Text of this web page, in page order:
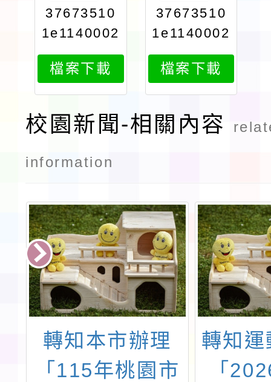
37673510
1e1140002
6961attac
h2
檔案下載
37673510
1e1140002
6961attac
h1
檔案下載
校園新聞-相關內容
information
轉知本市辦理
「115年桃園市
轉知
「